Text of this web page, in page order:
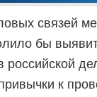
связей
бы
к